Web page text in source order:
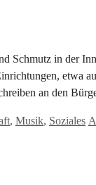
Schmutz in der
etwa
an den
, Musik, Soziales